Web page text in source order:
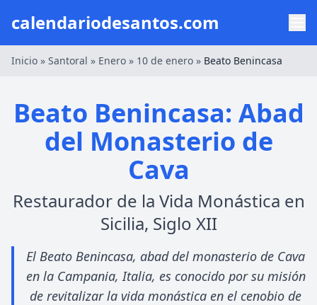
calendariodesantos.com
Inicio » Santoral » Enero » 10 de enero » Beato Benincasa
Beato Benincasa: Abad
del Monasterio de
Cava
Restaurador de la Vida Monástica en
Sicilia, Siglo XII
El Beato Benincasa, abad del monasterio de Cava
en la Campania, Italia, es conocido por su misión
de revitalizar la vida monástica en el cenobio de